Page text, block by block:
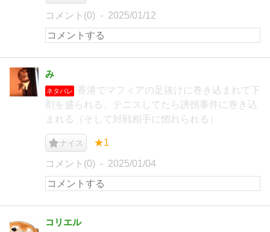
コメント(0) 2025/01/12
み
ネタバレ
香港でマフィアの足抜けに巻き込まれて下
剤を盛られる、テニスしてたら誘拐事件に巻き込
まれる（そして対戦相手に惚れられる）
ナイス ★1
コメント(0) 2025/01/04
コリエル